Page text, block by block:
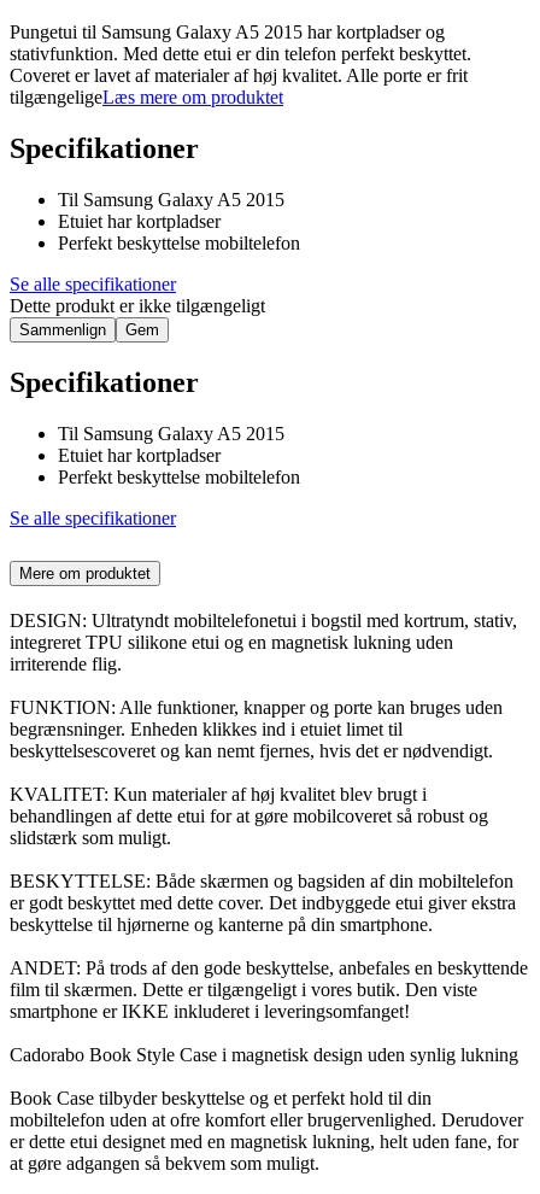
Pungetui til Samsung Galaxy A5 2015 har kortpladser og
stativfunktion. Med dette etui er din telefon perfekt beskyttet.
Coveret er lavet af materialer af høj kvalitet. Alle porte er frit
tilgængeligeLæs mere om produktet
Specifikationer
Til Samsung Galaxy A5 2015
Etuiet har kortpladser
Perfekt beskyttelse mobiltelefon
Se alle specifikationer
Dette produkt er ikke tilgængeligt
Sammenlign Gem
Specifikationer
Til Samsung Galaxy A5 2015
Etuiet har kortpladser
Perfekt beskyttelse mobiltelefon
Se alle specifikationer
Mere om produktet
DESIGN: Ultratyndt mobiltelefonetui i bogstil med kortrum, stativ,
integreret TPU silikone etui og en magnetisk lukning uden
irriterende flig.
FUNKTION: Alle funktioner, knapper og porte kan bruges uden
begrænsninger. Enheden klikkes ind i etuiet limet til
beskyttelsescoveret og kan nemt fjernes, hvis det er nødvendigt.
KVALITET: Kun materialer af høj kvalitet blev brugt i
behandlingen af dette etui for at gøre mobilcoveret så robust og
slidstærk som muligt.
BESKYTTELSE: Både skærmen og bagsiden af din mobiltelefon
er godt beskyttet med dette cover. Det indbyggede etui giver ekstra
beskyttelse til hjørnerne og kanterne på din smartphone.
ANDET: På trods af den gode beskyttelse, anbefales en beskyttende
film til skærmen. Dette er tilgængeligt i vores butik. Den viste
smartphone er IKKE inkluderet i leveringsomfanget!
Cadorabo Book Style Case i magnetisk design uden synlig lukning
Book Case tilbyder beskyttelse og et perfekt hold til din
mobiltelefon uden at ofre komfort eller brugervenlighed. Derudover
er dette etui designet med en magnetisk lukning, helt uden fane, for
at gøre adgangen så bekvem som muligt.